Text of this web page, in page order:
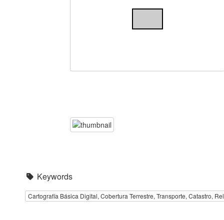
Keywords
Cartografía Básica Digital, Cobertura Terrestre, Transporte, Catastro,